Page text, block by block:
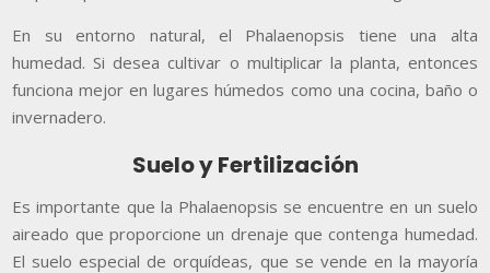
En su entorno natural, el Phalaenopsis tiene una alta
humedad. Si desea cultivar o multiplicar la planta, entonces
funciona mejor en lugares húmedos como una cocina, baño o
invernadero.
Suelo y Fertilización
Es importante que la Phalaenopsis se encuentre en un suelo
aireado que proporcione un drenaje que contenga humedad.
El suelo especial de orquídeas, que se vende en la mayoría